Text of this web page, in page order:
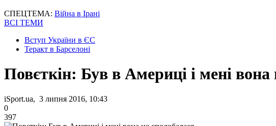
СПЕЦТЕМА: Війна в Ірані
ВСІ ТЕМИ
Вступ України в ЄС
Теракт в Барселоні
Повєткін: Був в Америці і мені вона
iSport.ua, 3 липня 2016, 10:43
0
397